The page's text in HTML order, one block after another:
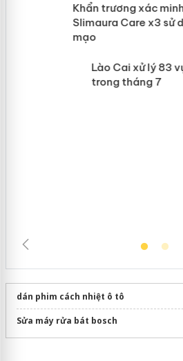
Khẩn trương xác
Slimaura Care x3 sử
mạo
Lào Cai xử lý 83
mại trong tháng 7
dán phim cách nhiệt ô tô
Sửa máy rửa bát bosch